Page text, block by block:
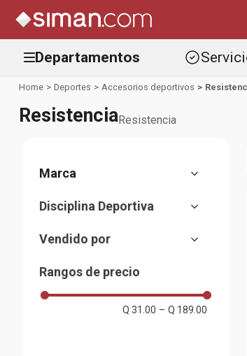
Departamentos
Deportes Accesorios deportivos
ResistenciaResistencia
Skelcore
Disciplina Deportiva
Vendido por
Rangos de precio
Q 31.00 – Q 189.00